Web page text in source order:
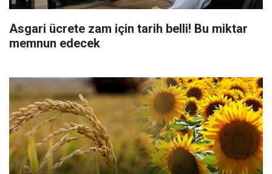
Asgari ücrete zam için tarih belli! Bu miktar
memnun edecek